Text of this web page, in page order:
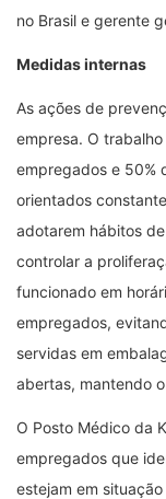
no Brasil e gerente
Medidas internas
As ações de
empresa. O
empregados e 50%
orientados
adotarem hábitos
controlar a
funcionado em
empregados,
servidas em
abertas, mantendo
O Posto Médico da
empregados que
estejam em